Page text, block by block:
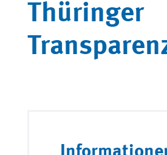
Thüringer